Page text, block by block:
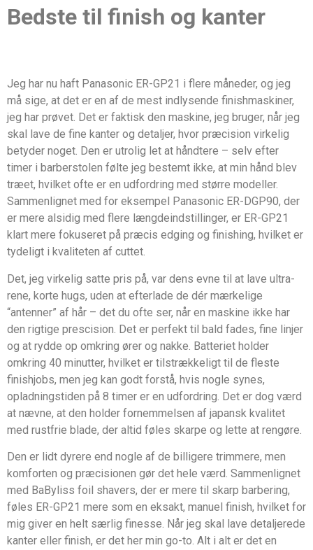
Bedste til finish og kanter
Jeg har nu haft Panasonic ER-GP21 i flere måneder, og jeg
må sige, at det er en af de mest indlysende finishmaskiner,
jeg har prøvet. Det er faktisk den maskine, jeg bruger, når jeg
skal lave de fine kanter og detaljer, hvor præcision virkelig
betyder noget. Den er utrolig let at håndtere – selv efter
timer i barberstolen følte jeg bestemt ikke, at min hånd blev
træet, hvilket ofte er en udfordring med større modeller.
Sammenlignet med for eksempel Panasonic ER-DGP90, der
er mere alsidig med flere længdeindstillinger, er ER-GP21
klart mere fokuseret på præcis edging og finishing, hvilket er
tydeligt i kvaliteten af cuttet.
Det, jeg virkelig satte pris på, var dens evne til at lave ultra-
rene, korte hugs, uden at efterlade de dér mærkelige
“antenner” af hår – det du ofte ser, når en maskine ikke har
den rigtige prescision. Det er perfekt til bald fades, fine linjer
og at rydde op omkring ører og nakke. Batteriet holder
omkring 40 minutter, hvilket er tilstrækkeligt til de fleste
finishjobs, men jeg kan godt forstå, hvis nogle synes,
opladningstiden på 8 timer er en udfordring. Det er dog værd
at nævne, at den holder fornemmelsen af japansk kvalitet
med rustfrie blade, der altid føles skarpe og lette at rengøre.
Den er lidt dyrere end nogle af de billigere trimmere, men
komforten og præcisionen gør det hele værd. Sammenlignet
med BaByliss foil shavers, der er mere til skarp barbering,
føles ER-GP21 mere som en eksakt, manuel finish, hvilket for
mig giver en helt særlig finesse. Når jeg skal lave detaljerede
kanter eller finish, er det her min go-to. Alt i alt er det en